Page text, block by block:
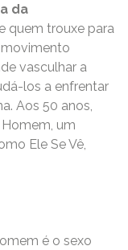
da
quem trouxe para
movimento
vasculhar a
los a enfrentar
Aos 50 anos,
um
Ele Se Vê,
é o sexo